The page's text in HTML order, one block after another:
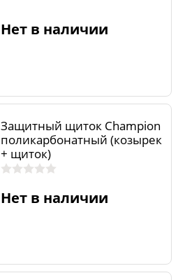
Нет в наличии
Защитный щиток Champion
поликарбонатный (козырек
+ щиток)
Нет в наличии